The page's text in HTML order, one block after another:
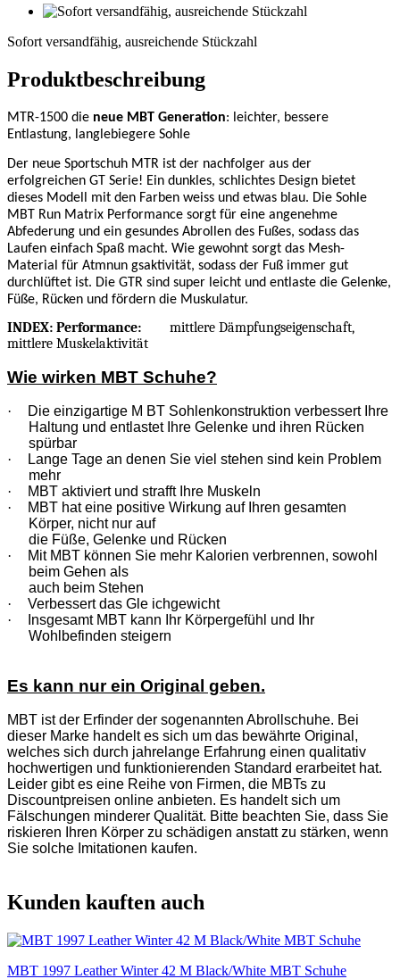
Sofort versandfähig, ausreichende Stückzahl
Produktbeschreibung
MTR-1500 die neue MBT Generation: leichter, bessere
Entlastung, langlebiegere Sohle
Der neue Sportschuh MTR ist der nachfolger aus der
erfolgreichen GT Serie! Ein dunkles, schlichtes Design bietet
dieses Modell mit den Farben weiss und etwas blau. Die Sohle
MBT Run Matrix Performance sorgt für eine angenehme
Abfederung und ein gesundes Abrollen des Fußes, sodass das
Laufen einfach Spaß macht. Wie gewohnt sorgt das Mesh-
Material für Atmnun gsaktivität, sodass der Fuß immer gut
durchlüftet ist. Die GTR sind super leicht und entlaste die Gelenke,
Füße, Rücken und fördern die Muskulatur.
INDEX: Performance:
mittlere Dämpfungseigenschaft,
mittlere Muskelaktivität
Wie wirken MBT Schuhe?
·
Die einzigartige M BT Sohlenkonstruktion verbessert Ihre
Haltung und entlastet Ihre Gelenke und ihren Rücken
spürbar
·
Lange Tage an denen Sie viel stehen sind kein Problem
mehr
·
MBT aktiviert und strafft Ihre Muskeln
·
MBT hat eine positive Wirkung auf Ihren gesamten
Körper, nicht nur auf
die Füße, Gelenke und Rücken
·
Mit MBT können Sie mehr Kalorien verbrennen, sowohl
beim Gehen als
auch beim Stehen
·
Verbessert das Gle ichgewicht
·
Insgesamt MBT kann Ihr Körpergefühl und Ihr
Wohlbefinden steigern
Es kann nur ein Original geben.
MBT ist der Erfinder der sogenannten Abrollschuhe. Bei
dieser Marke handelt es sich um das bewährte Original,
welches sich durch jahrelange Erfahrung einen qualitativ
hochwertigen und funktionierenden Standard erarbeitet hat.
Leider gibt es eine Reihe von Firmen, die MBTs zu
Discountpreisen online anbieten. Es handelt sich um
Fälschungen minderer Qualität. Bitte beachten Sie, dass Sie
riskieren Ihren Körper zu schädigen anstatt zu stärken, wenn
Sie solche Imitationen kaufen.
Kunden kauften auch
MBT 1997 Leather Winter 42 M Black/White MBT Schuhe